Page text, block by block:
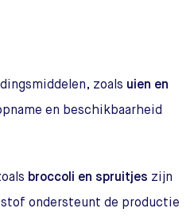
zoals uien en
en beschikbaarheid
broccoli en spruitjes zijn
stof ondersteunt de productie